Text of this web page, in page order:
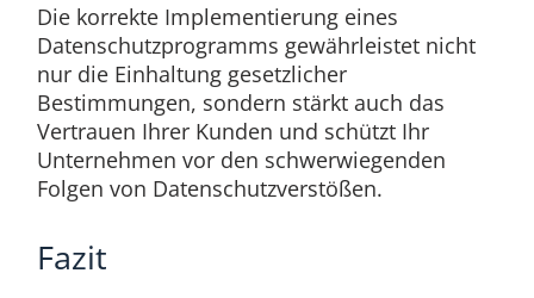
Die korrekte Implementierung eines
Datenschutzprogramms gewährleistet nicht
nur die Einhaltung gesetzlicher
Bestimmungen, sondern stärkt auch das
Vertrauen Ihrer Kunden und schützt Ihr
Unternehmen vor den schwerwiegenden
Folgen von Datenschutzverstößen.
Fazit